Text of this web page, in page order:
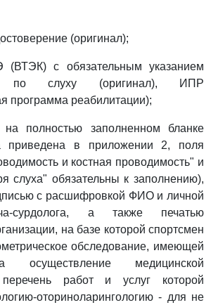
(оригинал);
с обязательным указанием
по слуху (оригинал), ИПР
программа реабилитации);
полностью заполненном бланке
приведена в приложении 2, поля
и костная проводимость" и
слуха" обязательны к заполнению),
с расшифровкой ФИО и личной
сурдолога, а также печатью
на базе которой спортсмен
обследование, имеющей
осуществление медицинской
перечень работ и услуг которой
оториноларингологию - для не